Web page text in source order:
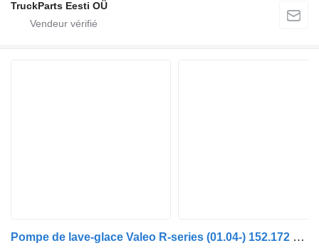
TruckParts Eesti OÜ
Pompe de lave-glace Valeo R-series (01.04-) 152.172 pour tracteur routier Scania P,G,R,T-series (2004-2017)